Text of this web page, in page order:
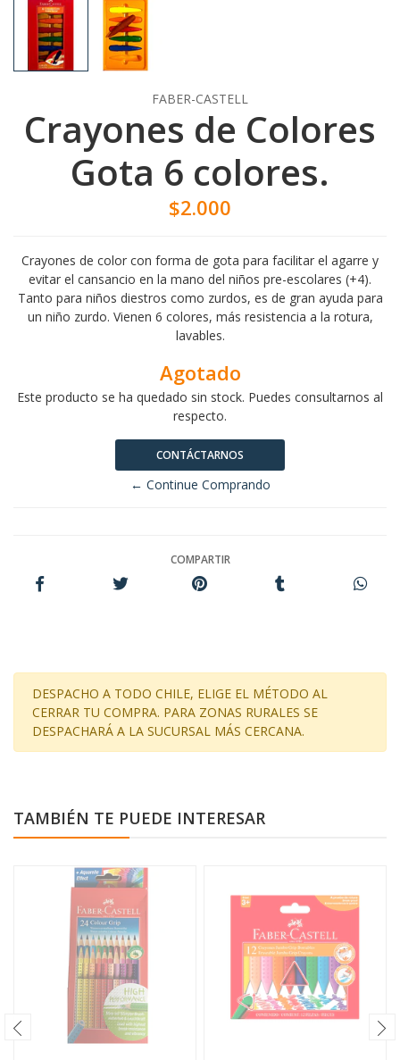
FABER-CASTELL
Crayones de Colores
Gota 6 colores.
$2.000
Crayones de color con forma de gota para facilitar el agarre y
evitar el cansancio en la mano del niños pre-escolares (+4).
Tanto para niños diestros como zurdos, es de gran ayuda para
un niño zurdo. Vienen 6 colores, más resistencia a la rotura,
lavables.
Agotado
Este producto se ha quedado sin stock. Puedes consultarnos al
respecto.
CONTÁCTARNOS
← Continue Comprando
COMPARTIR
DESPACHO A TODO CHILE, ELIGE EL MÉTODO AL
CERRAR TU COMPRA. PARA ZONAS RURALES SE
DESPACHARÁ A LA SUCURSAL MÁS CERCANA.
TAMBIÉN TE PUEDE INTERESAR